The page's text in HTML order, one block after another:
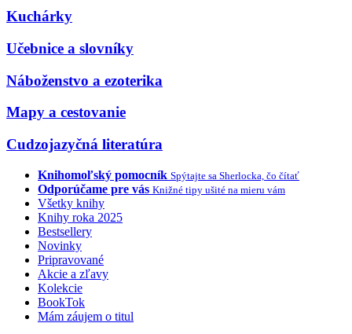
Kuchárky
Učebnice a slovníky
Náboženstvo a ezoterika
Mapy a cestovanie
Cudzojazyčná literatúra
Knihomoľský pomocník Spýtajte sa Sherlocka, čo čítať
Odporúčame pre vás Knižné tipy ušité na mieru vám
Všetky knihy
Knihy roka 2025
Bestsellery
Novinky
Pripravované
Akcie a zľavy
Kolekcie
BookTok
Mám záujem o titul